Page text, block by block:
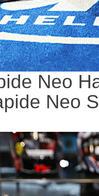
Neo
Neo